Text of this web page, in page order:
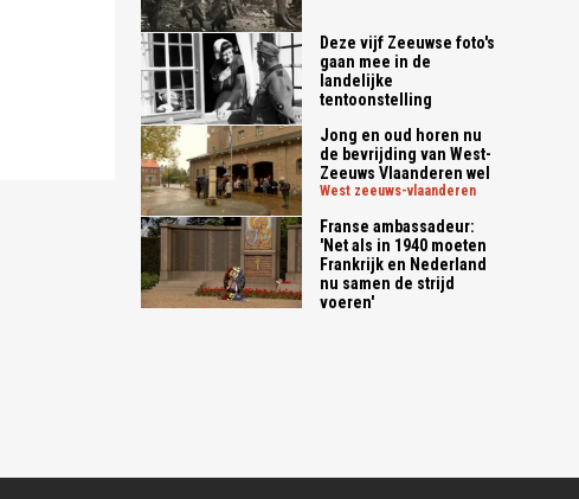
Deze vijf Zeeuwse foto's
gaan mee in de
landelijke
tentoonstelling
Jong en oud horen nu
de bevrijding van West-
Zeeuws Vlaanderen wel
west zeeuws-vlaanderen
Franse ambassadeur:
'Net als in 1940 moeten
Frankrijk en Nederland
nu samen de strijd
voeren'